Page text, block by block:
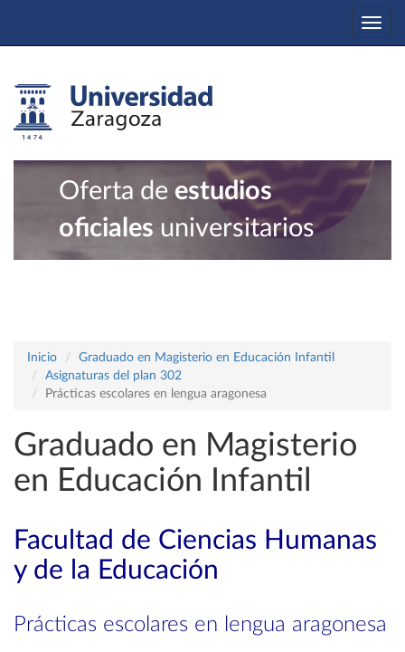
Oferta de estudios
oficiales universitarios
Inicio
Graduado en Magisterio en Educación Infantil
Asignaturas del plan 302
Prácticas escolares en lengua aragonesa
Graduado en Magisterio
en Educación Infantil
Facultad de Ciencias Humanas
y de la Educación
Prácticas escolares en lengua aragonesa